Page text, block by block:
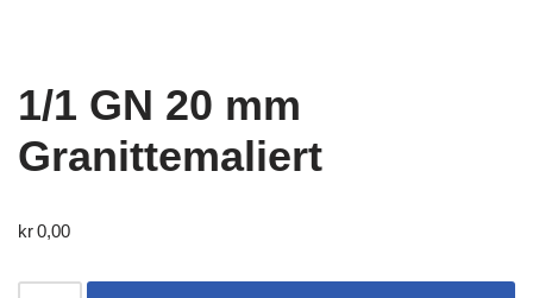
1/1 GN 20 mm
Granittemaliert
kr0,00